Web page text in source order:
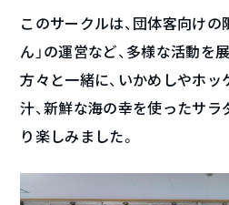
このサークルは、団体客向けの
ん」の運営など、多様な活動を
方々と一緒に、いかめしやホッ
汁、新鮮な海の幸を使ったサラ
り楽しみました。